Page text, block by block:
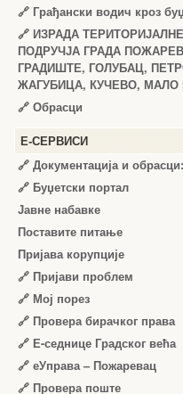
🔗 Грађански водич кроз
🔗 ИЗРАДА
ПОДРУЧЈА ГРАДА
ГРАДИШТЕ, ГОЛУБАЦ,
ЖАГУБИЦА, КУЧЕВО,
🔗 Обрасци
Е-СЕРВИСИ
🔗 Документација и
🔗 Буџетски портал
Јавне набавке
Поставите питање
Пријава корупције
🔗 Пријави проблем
🔗 Мој порез
🔗 Провера бирачког права
🔗 Е-седнице Градског већа
🔗 еУправа – Пожаревац
🔗 Провера поште